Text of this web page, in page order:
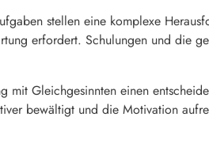
stellen eine komplexe
erfordert. Schulungen und die
Gleichgesinnten einen
bewältigt und die Motivation